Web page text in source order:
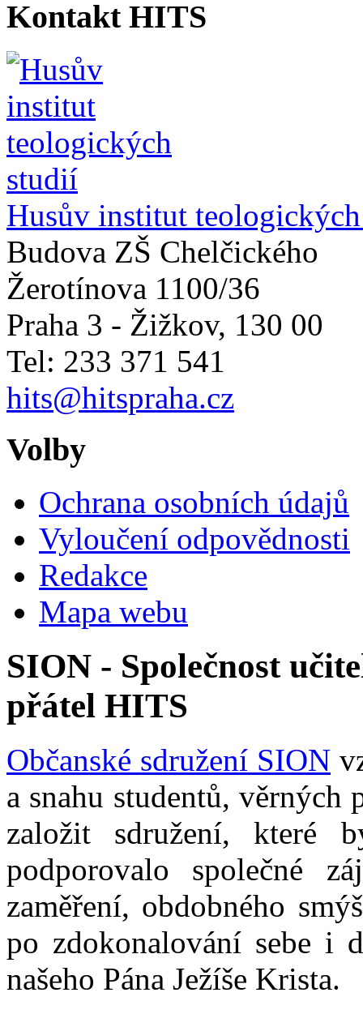
Kontakt HITS
Husův institut
Budova ZŠ Chelčického
Žerotínova 1100/36
Praha 3 - Žižkov, 130 00
Tel: 233 371 541
hits@hitspraha.cz
Volby
Ochrana osobních údajů
Vyloučení odpovědnosti
Redakce
Mapa webu
SION - Společnost
přátel HITS
Občanské sdružení SION
a snahu studentů, věrných
založit sdružení, které
podporovalo společné
zaměření, obdobného
po zdokonalování sebe i
našeho Pána Ježíše Krista.